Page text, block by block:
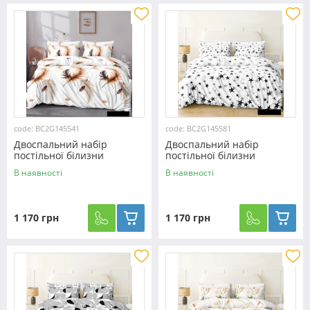
code: BC2G145541
Двоспальний набір
постільної білизни
180*220 із Бязі "Gold" з
простирадлом на резинці
В наявності
1 170 грн
code: BC2G145581
Двоспальний набір
постільної білизни
180*220 із Бязі "Gold" з
простирадлом на резинці
В наявності
1 170 грн